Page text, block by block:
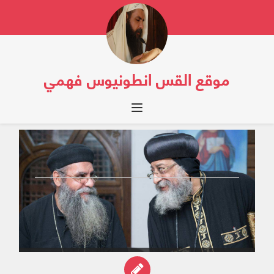
موقع القس انطونيوس فهمي
Toggle navigation